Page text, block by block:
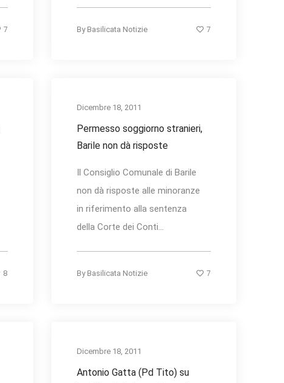
7 By Basilicata Notizie 7
8
Dicembre 18, 2011
Permesso soggiorno stranieri,
Barile non dà risposte
Il Consiglio Comunale di Barile
non dà risposte alle minoranze
in riferimento alla sentenza
della Corte dei Conti...
By Basilicata Notizie 7
Dicembre 18, 2011
Antonio Gatta (Pd Tito) su